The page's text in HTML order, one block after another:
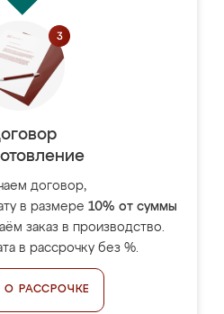
договор,
в размере 10% от суммы
заказ в производство.
в рассрочку без %.
О РАССРОЧКЕ